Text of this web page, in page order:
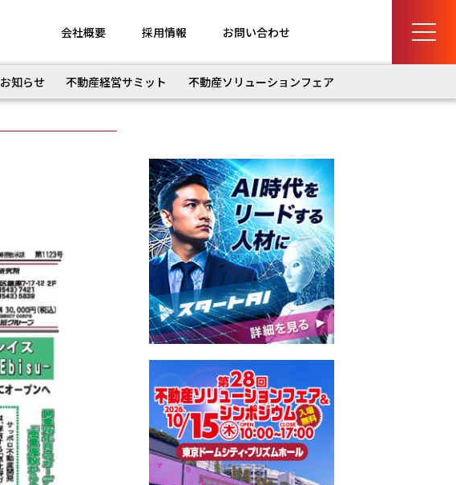
会社概要 採用情報 お問い合わせ
お知らせ 不動産経営サミット 不動産ソリューションフェア